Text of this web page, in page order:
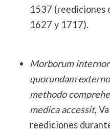
1537 (reediciones
1627 y 1717).
Morborum
quorundam
methodo
medica accessit,
reediciones